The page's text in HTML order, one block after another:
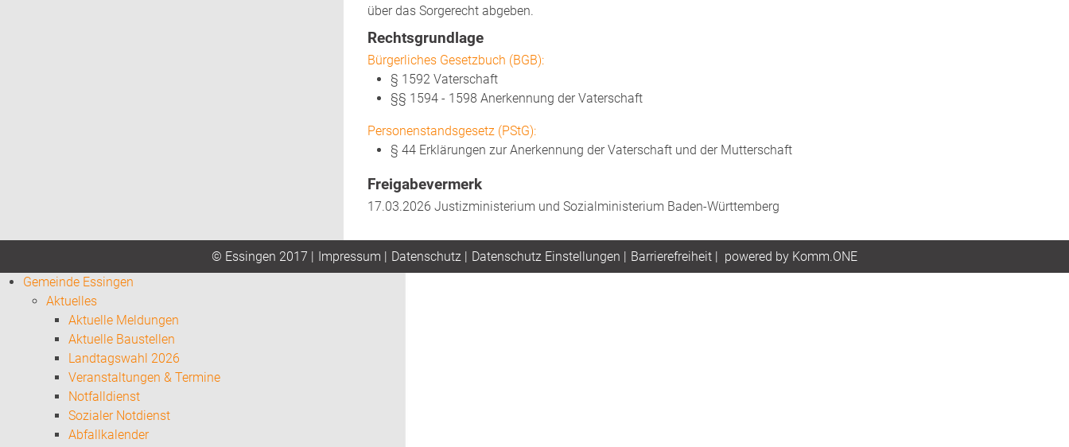
über das Sorgerecht abgeben.
Rechtsgrundlage
Bürgerliches Gesetzbuch (BGB):
§ 1592 Vaterschaft
§§ 1594 - 1598 Anerkennung der Vaterschaft
Personenstandsgesetz (PStG):
§ 44 Erklärungen zur Anerkennung der Vaterschaft und der Mutterschaft
Freigabevermerk
17.03.2026 Justizministerium und Sozialministerium Baden-Württemberg
© Essingen 2017 | Impressum | Datenschutz | Datenschutz Einstellungen | Barrierefreiheit | powered by Komm.ONE
Gemeinde Essingen
Aktuelles
Aktuelle Meldungen
Aktuelle Baustellen
Landtagswahl 2026
Veranstaltungen & Termine
Notfalldienst
Sozialer Notdienst
Abfallkalender